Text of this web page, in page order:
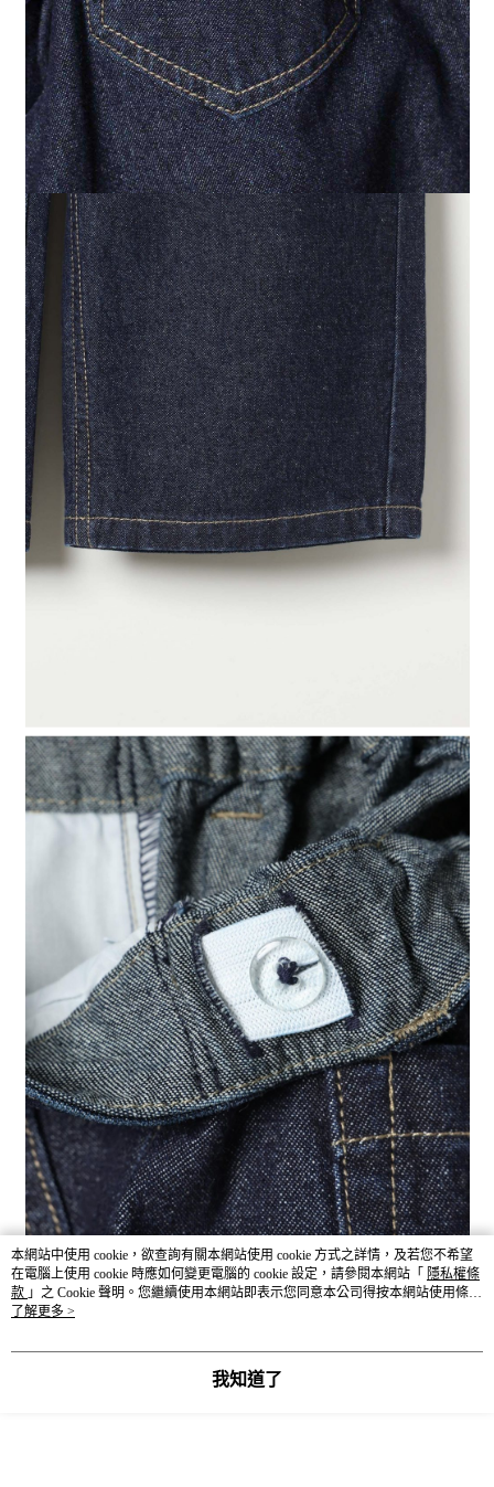
本網站中使用 cookie，欲查詢有關本網站使用 cookie 方式之詳情，及若您不希望
在電腦上使用 cookie 時應如何變更電腦的 cookie 設定，請參閱本網站「 隱私權條
款 」之 Cookie 聲明。您繼續使用本網站即表示您同意本公司得按本網站使用條款
之 Cookie 聲明使用 cookie。
了解更多 >
我知道了